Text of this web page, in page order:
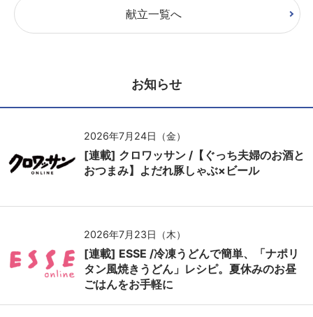
献立一覧へ
お知らせ
2026年7月24日（金）
[連載] クロワッサン /【ぐっち夫婦のお酒と
おつまみ】よだれ豚しゃぶ×ビール
2026年7月23日（木）
[連載] ESSE /冷凍うどんで簡単、「ナポリ
タン風焼きうどん」レシピ。夏休みのお昼
ごはんをお手軽に